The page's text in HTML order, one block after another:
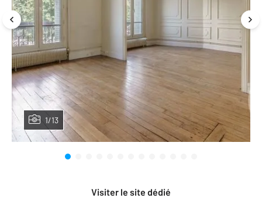
1/13
Visiter le site dédié